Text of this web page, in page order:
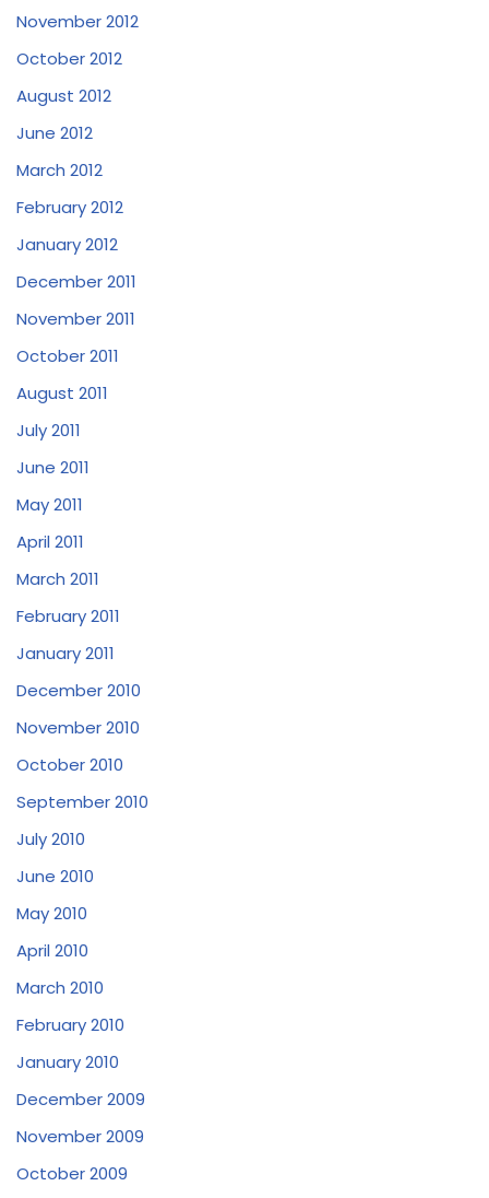
November 2012
October 2012
August 2012
June 2012
March 2012
February 2012
January 2012
December 2011
November 2011
October 2011
August 2011
July 2011
June 2011
May 2011
April 2011
March 2011
February 2011
January 2011
December 2010
November 2010
October 2010
September 2010
July 2010
June 2010
May 2010
April 2010
March 2010
February 2010
January 2010
December 2009
November 2009
October 2009